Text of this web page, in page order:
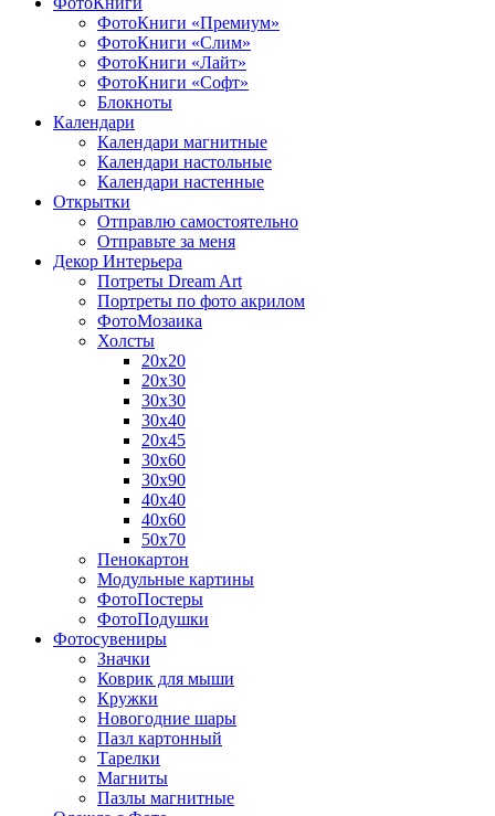
ФотоКниги «Премиум»
ФотоКниги «Слим»
ФотоКниги «Лайт»
ФотоКниги «Софт»
Блокноты
Календари
Календари магнитные
Календари настольные
Календари настенные
Открытки
Отправлю самостоятельно
Отправьте за меня
Декор Интерьера
Потреты Dream Art
Портреты по фото акрилом
ФотоМозаика
Холсты
20х20
20х30
30х30
30х40
20х45
30х60
30х90
40х40
40х60
50х70
Пенокартон
Модульные картины
ФотоПостеры
ФотоПодушки
Фотоcувениры
Значки
Коврик для мыши
Кружки
Новогодние шары
Пазл картонный
Тарелки
Магниты
Пазлы магнитные